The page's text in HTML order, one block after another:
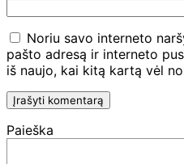
Noriu savo interneto
pašto adresą ir interneto
iš naujo, kai kitą kartą vėl
Paieška